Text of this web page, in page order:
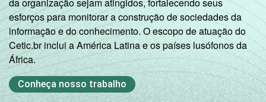
esforços para monitorar a construção de sociedades da
informação e do conhecimento. O escopo de atuação do
Cetic.br inclui a América Latina e os países lusófonos da
África.
Conheça nosso trabalho